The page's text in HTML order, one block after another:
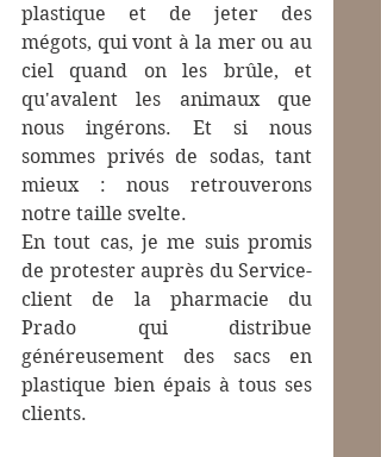
plastique et de jeter des
mégots, qui vont à la mer ou au
ciel quand on les brûle, et
qu'avalent les animaux que
nous ingérons. Et si nous
sommes privés de sodas, tant
mieux : nous retrouverons
notre taille svelte.
En tout cas, je me suis promis
de protester auprès du Service-
client de la pharmacie du
Prado qui distribue
généreusement des sacs en
plastique bien épais à tous ses
clients.